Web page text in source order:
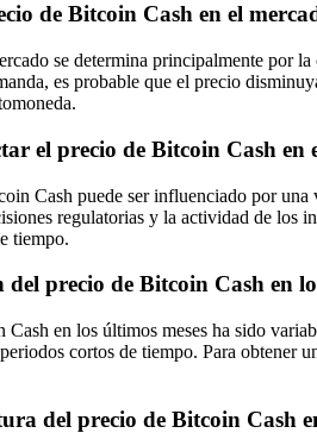
de Bitcoin Cash en el
se determina principalmente por
es probable que el precio
el precio de Bitcoin Cash en
Cash puede ser influenciado por
regulatorias y la actividad de los
tiempo.
precio de Bitcoin Cash en
en los últimos meses ha sido
cortos de tiempo. Para
del precio de Bitcoin Cash